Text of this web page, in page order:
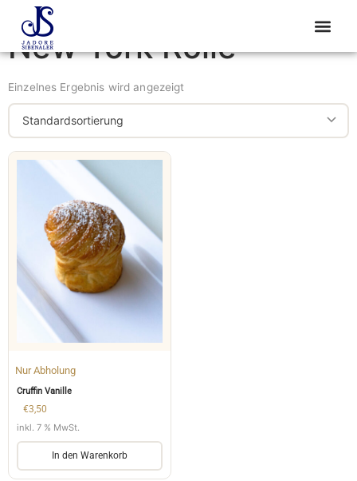
/ Produkte verschlagwortet mit „New York Rolle“
New York Rolle
Einzelnes Ergebnis wird angezeigt
Nur Abholung
Cruffin Vanille
€3,50
inkl. 7 % MwSt.
In den Warenkorb